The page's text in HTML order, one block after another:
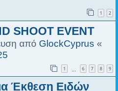
1 2
SHOOT EVENT
από GlockCyprus «
1 … 6 7 8 9
Έκθεση Ειδών